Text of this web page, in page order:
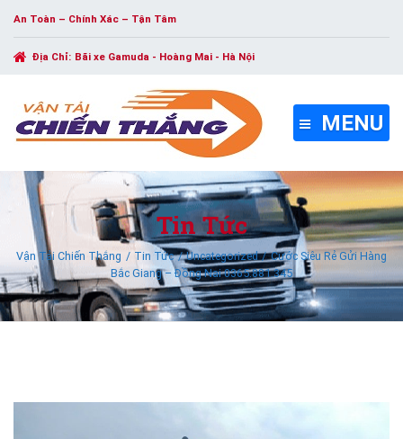
An Toàn – Chính Xác – Tận Tâm
Địa Chỉ: Bãi xe Gamuda - Hoàng Mai - Hà Nội
MENU
Tin Tức
Vận Tải Chiến Thắng Tin Tức Uncategorized
Cước Siêu Rẻ Gửi Hàng
Bắc Giang – Đồng Nai 0365.881.345